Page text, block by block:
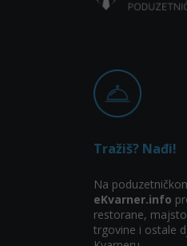
Tražiš? Nađi!
Na
eKvarner.info
restorane,
trgovine i ostale